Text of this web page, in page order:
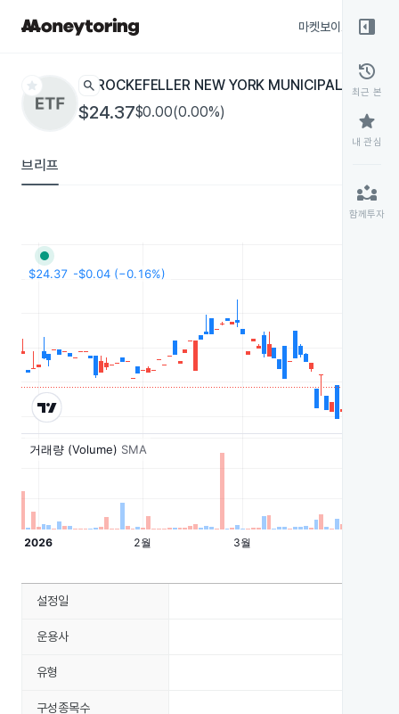
마켓보이스
star search ROCKEFELLER NEW YORK MUNICIPAL BOND
$24.37$0.00(0.00%)
브리프
right_panel_open
history
최근 본
star
내 관심
partner_exchange
함께투자